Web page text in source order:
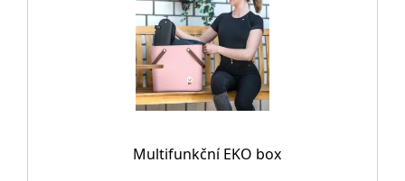
Multifunkční EKO box